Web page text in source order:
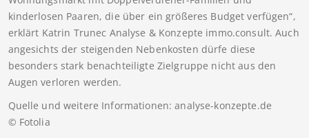
kinderlosen Paaren, die über ein größeres Budget verfügen“,
erklärt Katrin Trunec Analyse & Konzepte immo.consult. Auch
angesichts der steigenden Nebenkosten dürfe diese
besonders stark benachteiligte Zielgruppe nicht aus den
Augen verloren werden.
Quelle und weitere Informationen: analyse-konzepte.de
© Fotolia